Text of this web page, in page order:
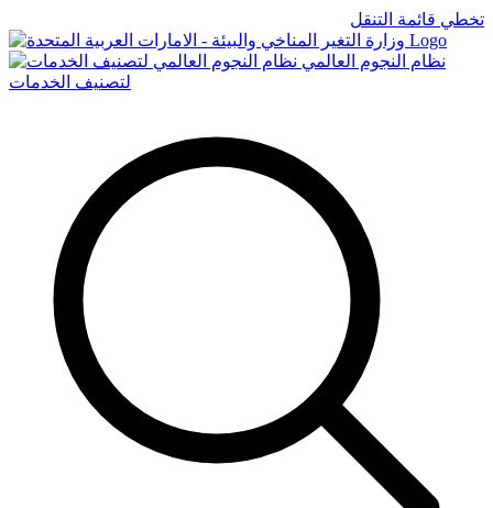
تخطي قائمة التنقل
Logo
نظام النجوم العالمي
لتصنيف الخدمات